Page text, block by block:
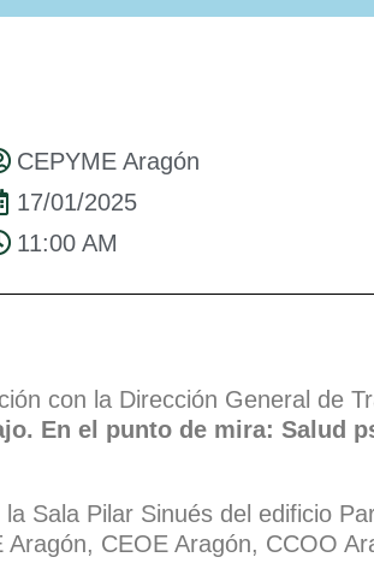
CEPYME Aragón
17/01/2025
11:00 AM
con la Dirección General de
En el punto de mira: Salud
la Sala Pilar Sinués del edificio
CEOE Aragón, CCOO